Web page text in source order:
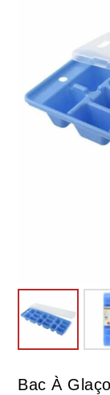
Bac À